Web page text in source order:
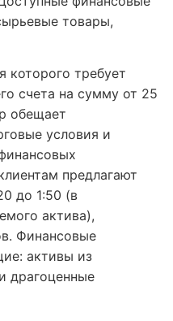
товары,
которого требует
счета на сумму от 25
обещает
условия и
предлагают
до 1:50 (в
актива),
Финансовые
активы из
драгоценные